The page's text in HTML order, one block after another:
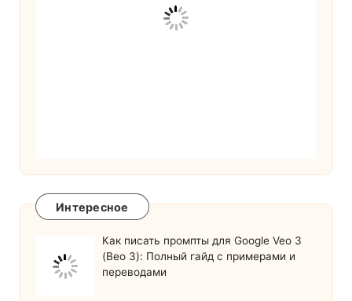
Интересное
Как писать промпты для Google Veo 3
(Вео 3): Полный гайд с примерами и
переводами